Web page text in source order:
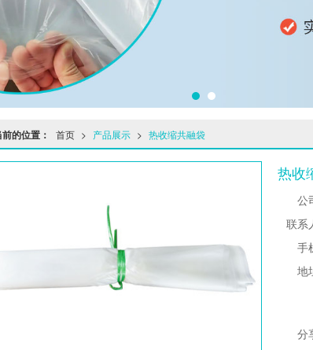
的位置： 首页 > 产品展示 > 热收缩共融袋
热收
公
联系
手
地
分